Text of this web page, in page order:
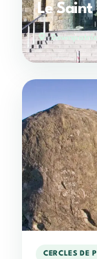
Le Saint
CERCLES DE